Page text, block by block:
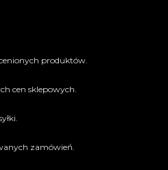
produktów.
cen sklepowych.
zamówień.